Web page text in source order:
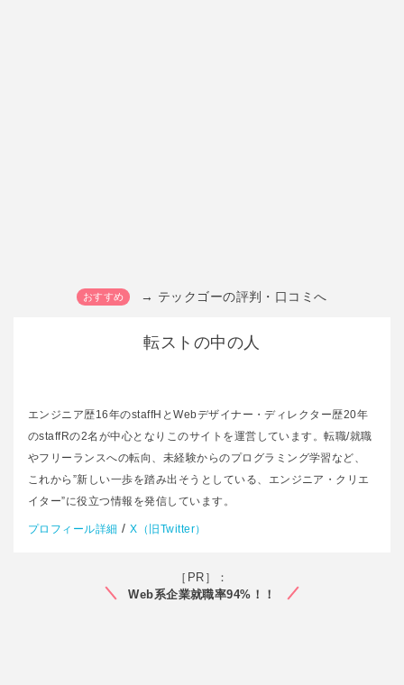
→ テックゴーの評判・口コミへ
転ストの中の人
エンジニア歴16年のstaffHとWebデザイナー・ディレクター歴20年
のstaffRの2名が中心となりこのサイトを運営しています。転職/就職
やフリーランスへの転向、未経験からのプログラミング学習など、
これから”新しい一歩を踏み出そうとしている、エンジニア・クリエ
イター”に役立つ情報を発信しています。
プロフィール詳細 /X（旧Twitter）
［PR］：
Web系企業就職率94%！！